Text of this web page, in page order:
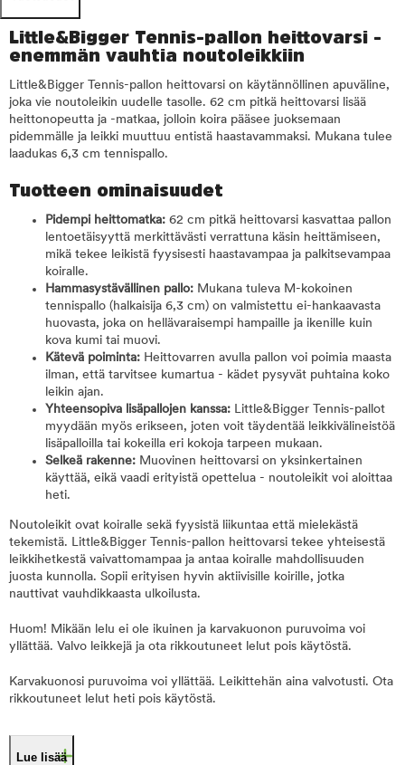
Little&Bigger Tennis-pallon heittovarsi -
enemmän vauhtia noutoleikkiin
Little&Bigger Tennis-pallon heittovarsi on käytännöllinen apuväline,
joka vie noutoleikin uudelle tasolle. 62 cm pitkä heittovarsi lisää
heittonopeutta ja -matkaa, jolloin koira pääsee juoksemaan
pidemmälle ja leikki muuttuu entistä haastavammaksi. Mukana tulee
laadukas 6,3 cm tennispallo.
Tuotteen ominaisuudet
Pidempi heittomatka: 62 cm pitkä heittovarsi kasvattaa pallon
lentoetäisyyttä merkittävästi verrattuna käsin heittämiseen,
mikä tekee leikistä fyysisesti haastavampaa ja palkitsevampaa
koiralle.
Hammasystävällinen pallo: Mukana tuleva M-kokoinen
tennispallo (halkaisija 6,3 cm) on valmistettu ei-hankaavasta
huovasta, joka on hellävaraisempi hampaille ja ikenille kuin
kova kumi tai muovi.
Kätevä poiminta: Heittovarren avulla pallon voi poimia maasta
ilman, että tarvitsee kumartua - kädet pysyvät puhtaina koko
leikin ajan.
Yhteensopiva lisäpallojen kanssa: Little&Bigger Tennis-pallot
myydään myös erikseen, joten voit täydentää leikkivälineistöä
lisäpalloilla tai kokeilla eri kokoja tarpeen mukaan.
Selkeä rakenne: Muovinen heittovarsi on yksinkertainen
käyttää, eikä vaadi erityistä opettelua - noutoleikit voi aloittaa
heti.
Noutoleikit ovat koiralle sekä fyysistä liikuntaa että mielekästä
tekemistä. Little&Bigger Tennis-pallon heittovarsi tekee yhteisestä
leikkihetkestä vaivattomampaa ja antaa koiralle mahdollisuuden
juosta kunnolla. Sopii erityisen hyvin aktiivisille koirille, jotka
nauttivat vauhdikkaasta ulkoilusta.
Huom! Mikään lelu ei ole ikuinen ja karvakuonon puruvoima voi
yllättää. Valvo leikkejä ja ota rikkoutuneet lelut pois käytöstä.
Karvakuonosi puruvoima voi yllättää. Leikittehän aina valvotusti. Ota
rikkoutuneet lelut heti pois käytöstä.
Lue lisää